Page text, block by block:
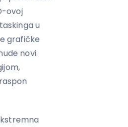
ovoj
u
grafičke
novi